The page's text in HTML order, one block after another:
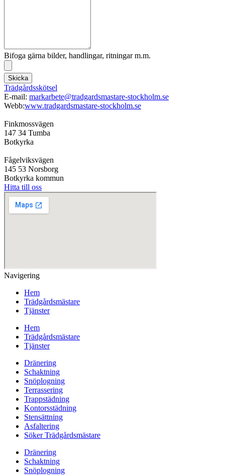
Bifoga gärna bilder, handlingar, ritningar m.m.
Skicka
Trädgårdsskötsel
E-mail: markarbete@tradgardsmastare-stockholm.se
Webb:www.tradgardsmastare-stockholm.se
Finkmossvägen
147 34 Tumba
Botkyrka
Fågelviksvägen
145 53 Norsborg
Botkyrka kommun
Hitta till oss
Navigering
Hem
Trädgårdsmästare
Tjänster
Hem
Trädgårdsmästare
Tjänster
Dränering
Schaktning
Snöplogning
Terrassering
Trappstädning
Kontorsstädning
Stensättning
Asfaltering
Söker Trädgårdsmästare
Dränering
Schaktning
Snöplogning